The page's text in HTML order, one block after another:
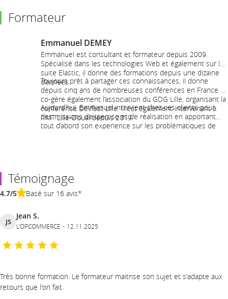
Formateur
Emmanuel DEMEY
Emmanuel est consultant et formateur depuis 2009.
Spécialisé dans les technologies Web et également sur la
suite Elastic, il donne des formations depuis une dizaine
d’années.
Toujours prêt à partager ces connaissances, il donne
depuis cinq ans de nombreuses conférences en France et
co-gère également l’association du GDG Lille, organisant la
conférence Devfest Lille. Il est également intervenant à
l’IMT Lille-Douai depuis 2019.
Aujourd’hui, Emmanuel intervient chez ces clients pour
des missions d’expertise et de réalisation en apportant
tout d’abord son experience sur les problématiques de
Témoignage
4.7/5 Basé sur 16 avis*
JS
Jean S.
L'OPCOMMERCE 12.11.2025
Très bonne formation. Le formateur maitrise son sujet et s'adapte aux
retours que l'on fait.